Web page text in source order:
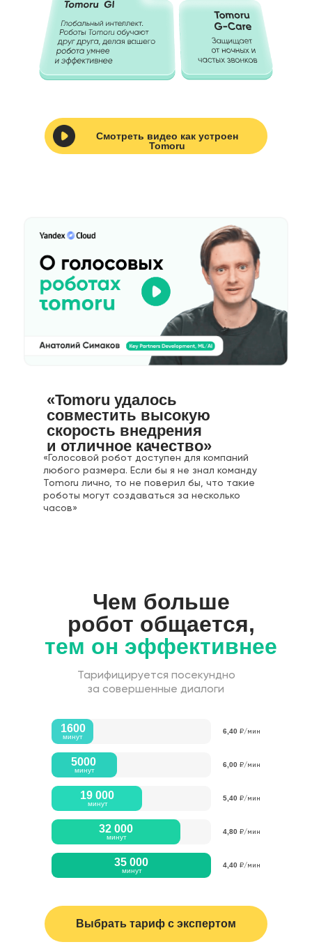
Смотреть видео как устроен
Tomoru
«Tomoru удалось
совместить высокую
скорость внедрения
и отличное качество»
«Голосовой робот доступен для компаний
любого размера. Если бы я не знал команду
Tomoru лично, то не поверил бы, что такие
роботы могут создаваться за несколько
часов»
Чем больше
робот общается,
тем он эффективнее
Тарифицируется посекундно
за совершенные диалоги
Выбрать тариф с экспертом
6,40 ₽/мин
6,00 ₽/мин
5,40 ₽/мин
4,80 ₽/мин
4,40 ₽/мин
1600
минут
5000
минут
19 000
минут
32 000
минут
35 000
минут